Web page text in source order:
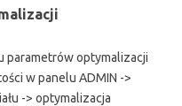
parametrów optymalizacji
w panelu ADMIN ->
-> optymalizacja